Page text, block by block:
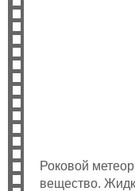
Роковой
вещество.